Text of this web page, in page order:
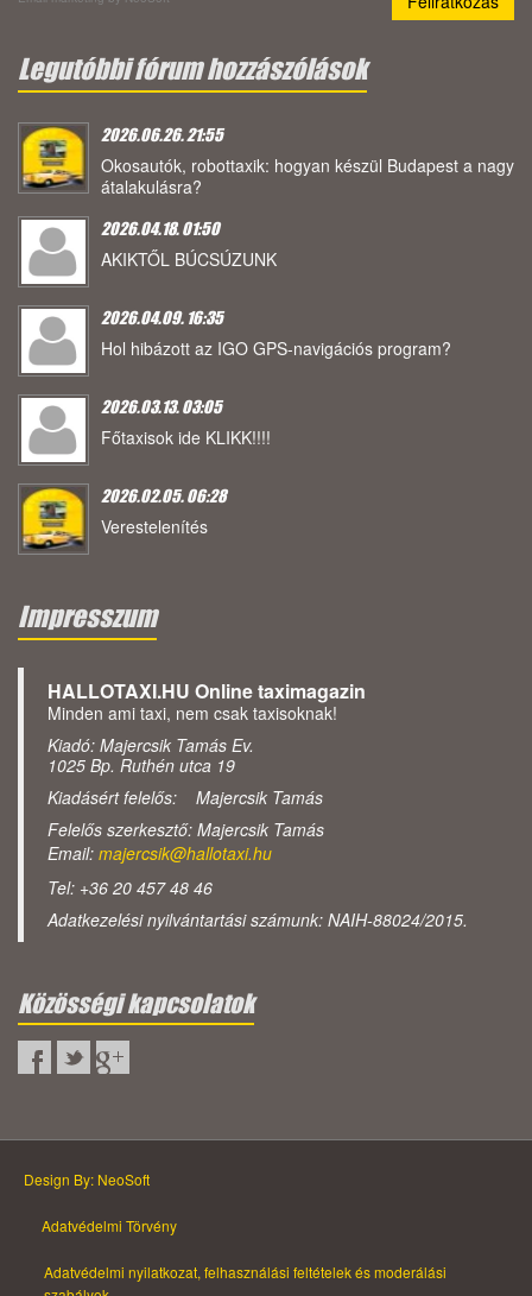
Legutóbbi fórum hozzászólások
2026.06.26. 21:55
Okosautók, robottaxik: hogyan készül Budapest a nagy
átalakulásra?
2026.04.18. 01:50
AKIKTŐL BÚCSÚZUNK
2026.04.09. 16:35
Hol hibázott az IGO GPS-navigációs program?
2026.03.13. 03:05
Főtaxisok ide KLIKK!!!!
2026.02.05. 06:28
Verestelenítés
Impresszum
HALLOTAXI.HU Online taximagazin
Minden ami taxi, nem csak taxisoknak!
Kiadó: Majercsik Tamás Ev.
1025 Bp. Ruthén utca 19
Kiadásért felelős: Majercsik Tamás
Felelős szerkesztő: Majercsik Tamás
Email: majercsik@hallotaxi.hu
Tel: +36 20 457 48 46
Adatkezelési nyilvántartási számunk: NAIH-88024/2015.
Közösségi kapcsolatok
Design By: NeoSoft
Adatvédelmi Törvény
Adatvédelmi nyilatkozat, felhasználási feltételek és moderálási